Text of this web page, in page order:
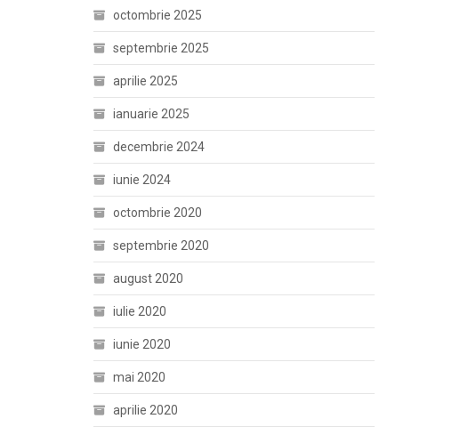
octombrie 2025
septembrie 2025
aprilie 2025
ianuarie 2025
decembrie 2024
iunie 2024
octombrie 2020
septembrie 2020
august 2020
iulie 2020
iunie 2020
mai 2020
aprilie 2020